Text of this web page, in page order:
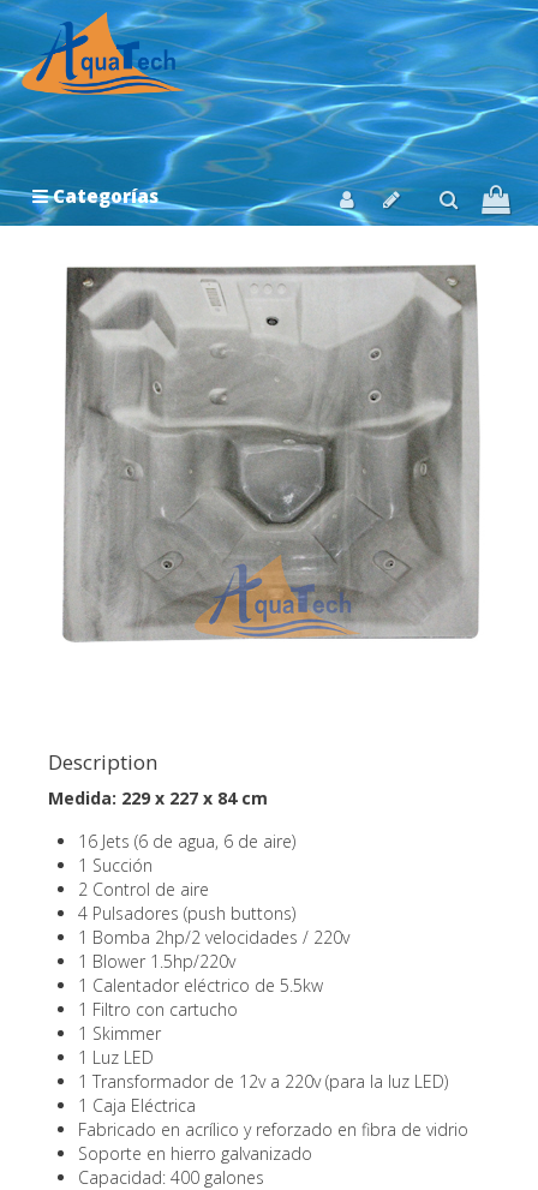
Categorías
Description
Medida: 229 x 227 x 84 cm
16 Jets (6 de agua, 6 de aire)
1 Succión
2 Control de aire
4 Pulsadores (push buttons)
1 Bomba 2hp/2 velocidades / 220v
1 Blower 1.5hp/220v
1 Calentador eléctrico de 5.5kw
1 Filtro con cartucho
1 Skimmer
1 Luz LED
1 Transformador de 12v a 220v (para la luz LED)
1 Caja Eléctrica
Fabricado en acrílico y reforzado en fibra de vidrio
Soporte en hierro galvanizado
Capacidad: 400 galones